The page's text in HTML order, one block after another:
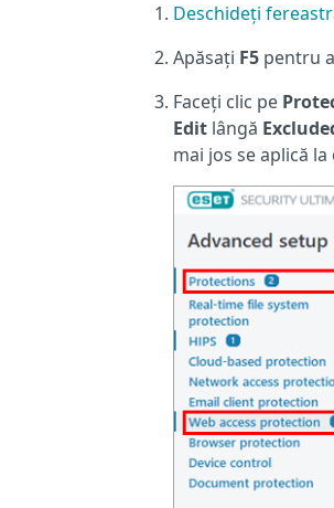
Deschideți
Apăsați F5 pentru
Faceți clic pe
Edit lângă
mai jos se aplică